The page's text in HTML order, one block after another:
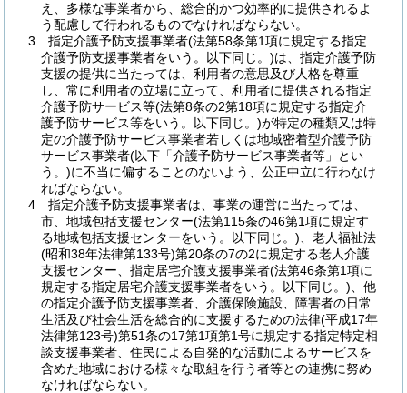
え、多様な事業者から、総合的かつ効率的に提供されるよ
う配慮して行われるものでなければならない。
3
指定介護予防支援事業者(法第58条第1項に規定する指定
介護予防支援事業者をいう。以下同じ。)は、指定介護予防
支援の提供に当たっては、利用者の意思及び人格を尊重
し、常に利用者の立場に立って、利用者に提供される指定
介護予防サービス等(法第8条の2第18項に規定する指定介
護予防サービス等をいう。以下同じ。)が特定の種類又は特
定の介護予防サービス事業者若しくは地域密着型介護予防
サービス事業者(以下「介護予防サービス事業者等」とい
う。)に不当に偏することのないよう、公正中立に行わなけ
ればならない。
4
指定介護予防支援事業者は、事業の運営に当たっては、
市、地域包括支援センター(法第115条の46第1項に規定す
る地域包括支援センターをいう。以下同じ。) 、老人福祉法
(昭和38年法律第133号)第20条の7の2に規定する老人介護
支援センター、指定居宅介護支援事業者(法第46条第1項に
規定する指定居宅介護支援事業者をいう。以下同じ。) 、他
の指定介護予防支援事業者、介護保険施設、障害者の日常
生活及び社会生活を総合的に支援するための法律(平成17年
法律第123号)第51条の17第1項第1号に規定する指定特定相
談支援事業者、住民による自発的な活動によるサービスを
含めた地域における様々な取組を行う者等との連携に努め
なければならない。